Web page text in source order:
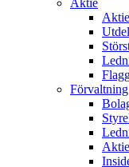
Aktie
Förvaltning